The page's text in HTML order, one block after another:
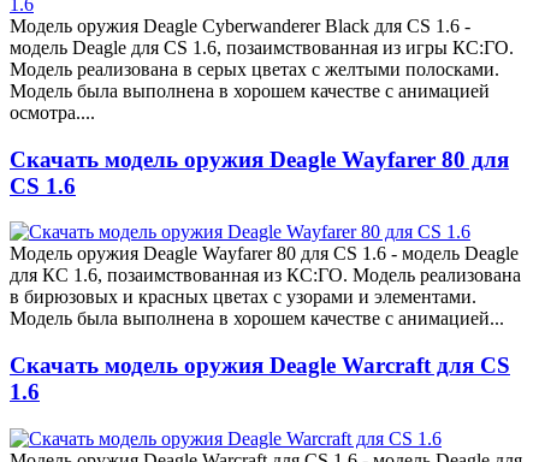
Модель оружия Deagle Cyberwanderer Black для CS 1.6 -
модель Deagle для CS 1.6, позаимствованная из игры КС:ГО.
Модель реализована в серых цветах с желтыми полосками.
Модель была выполнена в хорошем качестве с анимацией
осмотра....
Скачать модель оружия Deagle Wayfarer 80 для
CS 1.6
Модель оружия Deagle Wayfarer 80 для CS 1.6 - модель Deagle
для КС 1.6, позаимствованная из КС:ГО. Модель реализована
в бирюзовых и красных цветах с узорами и элементами.
Модель была выполнена в хорошем качестве с анимацией...
Скачать модель оружия Deagle Warcraft для CS
1.6